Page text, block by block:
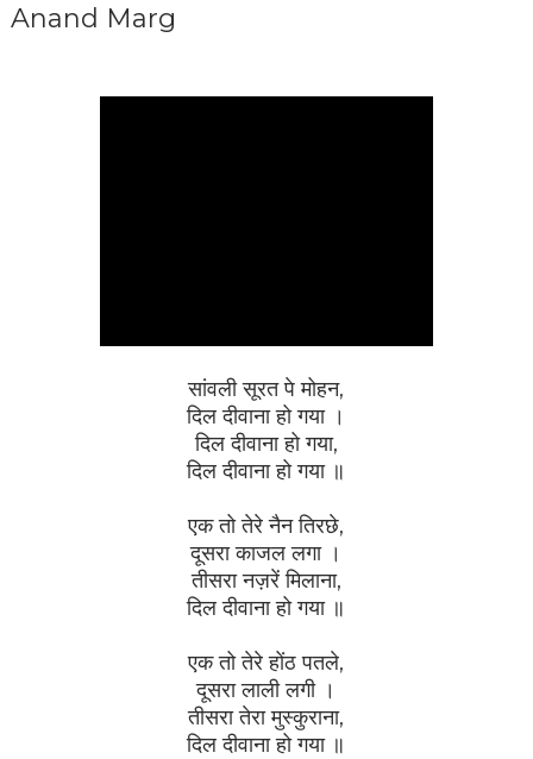
Anand Marg
सांवली सूरत पे मोहन,
दिल दीवाना हो गया ।
दिल दीवाना हो गया,
दिल दीवाना हो गया ॥
एक तो तेरे नैन तिरछे,
दूसरा काजल लगा ।
तीसरा नज़रें मिलाना,
दिल दीवाना हो गया ॥
एक तो तेरे होंठ पतले,
दूसरा लाली लगी ।
तीसरा तेरा मुस्कुराना,
दिल दीवाना हो गया ॥